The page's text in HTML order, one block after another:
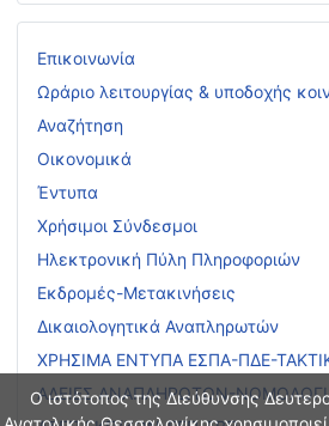
Ο ιστότοπος της Διεύθυνσης
Επικοινωνία
Ωράριο λειτουργίας & υποδοχής
Αναζήτηση
Οικονομικά
Έντυπα
Χρήσιμοι Σύνδεσμοι
Ηλεκτρονική Πύλη Πληροφοριών
Εκδρομές-Μετακινήσεις
Δικαιολογητικά Αναπληρωτών
ΧΡΗΣΙΜΑ ΕΝΤΥΠΑ ΕΣΠΑ-ΠΔΕ-
ΑΔΕΙΕΣ ΑΝΑΠΛΗΡΩΤΩΝ-